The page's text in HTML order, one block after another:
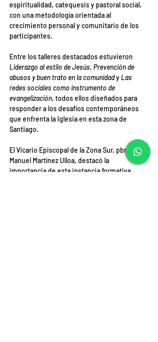
espiritualidad, catequesis y pastoral social,
con una metodología orientada al
crecimiento personal y comunitario de los
participantes.
Entre los talleres destacados estuvieron
Liderazgo al estilo de Jesús, Prevención de
abusos y buen trato en la comunidad y Las
redes sociales como instrumento de
evangelización, todos ellos diseñados para
responder a los desafíos contemporáneos
que enfrenta la Iglesia en esta zona de
Santiago.
El Vicario Episcopal de la Zona Sur, pbro.
Manuel Martínez Ulloa, destacó la
importancia de esta instancia formativa